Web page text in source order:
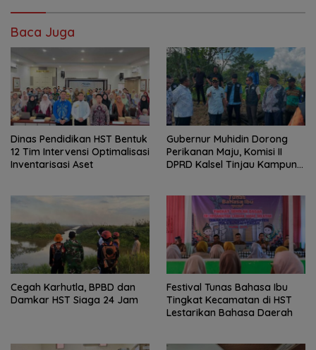
Baca Juga
Dinas Pendidikan HST Bentuk
12 Tim Intervensi Optimalisasi
Inventarisasi Aset
Gubernur Muhidin Dorong
Perikanan Maju, Komisi II
DPRD Kalsel Tinjau Kampung
Cegah Karhutla, BPBD dan
Damkar HST Siaga 24 Jam
Festival Tunas Bahasa Ibu
Tingkat Kecamatan di HST
Lestarikan Bahasa Daerah